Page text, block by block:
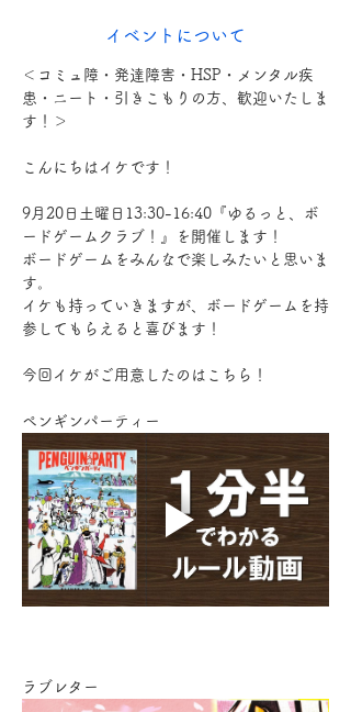
イベントについて
＜コミュ障・発達障害・HSP・メンタル疾
患・ニート・引きこもりの方、歓迎いたしま
す！＞
こんにちはイケです！
9月20日土曜日13:30-16:40『ゆるっと、ボ
ードゲームクラブ！』を開催します！
ボードゲームをみんなで楽しみたいと思いま
す。
イケも持っていきますが、ボードゲームを持
参してもらえると喜びます！
今回イケがご用意したのはこちら！
ペンギンパーティー
ラブレター